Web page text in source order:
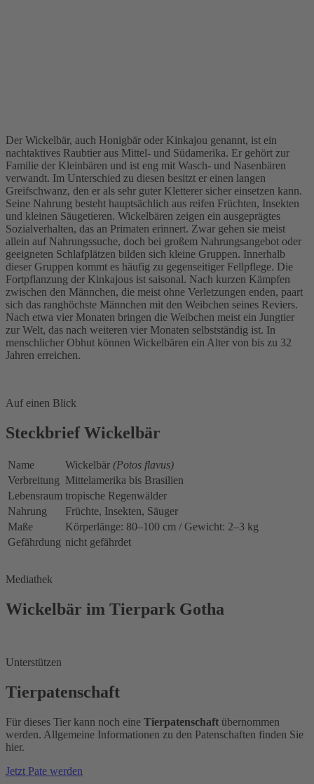
Der Wickelbär, auch Honigbär oder Kinkajou genannt, ist ein
nachtaktives Raubtier aus Mittel- und Südamerika. Er gehört zur
Familie der Kleinbären und ist eng mit Wasch- und Nasenbären
verwandt. Im Unterschied zu diesen besitzt er einen langen
Greifschwanz, den er als sehr guter Kletterer sicher einsetzen kann.
Seine Nahrung besteht hauptsächlich aus reifen Früchten, Insekten
und kleinen Säugetieren. Wickelbären zeigen ein ausgeprägtes
Sozialverhalten, das an Primaten erinnert. Zwar gehen sie meist
allein auf Nahrungssuche, doch bei großem Nahrungsangebot oder
geeigneten Schlafplätzen bilden sich kleine Gruppen. Innerhalb
dieser Gruppen kommt es häufig zu gegenseitiger Fellpflege. Die
Fortpflanzung der Kinkajous ist saisonal. Nach kurzen Kämpfen
zwischen den Männchen, die meist ohne Verletzungen enden, paart
sich das ranghöchste Männchen mit den Weibchen seines Reviers.
Nach etwa vier Monaten bringen die Weibchen meist ein Jungtier
zur Welt, das nach weiteren vier Monaten selbstständig ist. In
menschlicher Obhut können Wickelbären ein Alter von bis zu 32
Jahren erreichen.
Auf einen Blick
Steckbrief Wickelbär
Name Wickelbär (Potos flavus)
Verbreitung Mittelamerika bis Brasilien
Lebensraum tropische Regenwälder
Nahrung
Früchte, Insekten, Säuger
Maße
Körperlänge: 80–100 cm / Gewicht: 2–3 kg
Gefährdung nicht gefährdet
Mediathek
Wickelbär im Tierpark Gotha
Unterstützen
Tierpatenschaft
Für dieses Tier kann noch eine Tierpatenschaft übernommen
werden. Allgemeine Informationen zu den Patenschaften finden Sie
hier.
Jetzt Pate werden